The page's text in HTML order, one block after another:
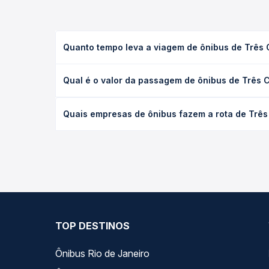
Quanto tempo leva a viagem de ônibus de Três
(convencional, executivo ou leito) e as condições
Qual é o valor da passagem de ônibus de Três
tipo de poltrona e a antecedência da compra. Na
Quais empresas de ônibus fazem a rota de
TOP DESTINOS
Ônibus Rio de Janeiro